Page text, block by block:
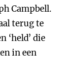
Campbell.
terug te
‘held’ die
in een